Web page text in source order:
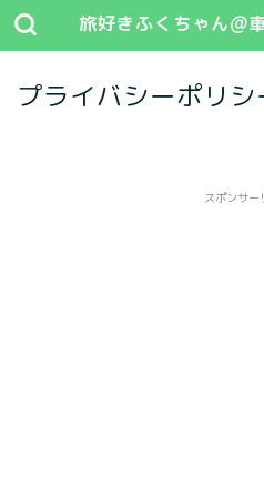
旅好きふくちゃん@
プライバシーポリ
スポンサー